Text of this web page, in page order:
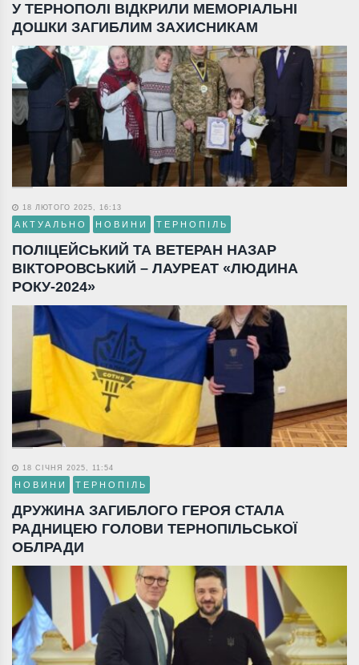
У ТЕРНОПОЛІ ВІДКРИЛИ МЕМОРІАЛЬНІ
ДОШКИ ЗАГИБЛИМ ЗАХИСНИКАМ
18 ЛЮТОГО 2025, 16:13
АКТУАЛЬНО НОВИНИ ТЕРНОПІЛЬ
ПОЛІЦЕЙСЬКИЙ ТА ВЕТЕРАН НАЗАР
ВІКТОРОВСЬКИЙ – ЛАУРЕАТ «ЛЮДИНА
РОКУ-2024»
18 СІЧНЯ 2025, 11:54
НОВИНИ ТЕРНОПІЛЬ
ДРУЖИНА ЗАГИБЛОГО ГЕРОЯ СТАЛА
РАДНИЦЕЮ ГОЛОВИ ТЕРНОПІЛЬСЬКОЇ
ОБЛРАДИ